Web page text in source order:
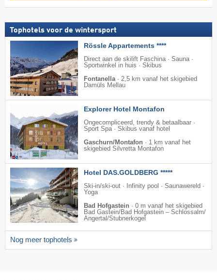
Tophotels voor de wintersport
Rössle Appartements ****
Direct aan de skilift Faschina · Sauna ·
Sportwinkel in huis · Skibus
Fontanella · 2,5 km vanaf het skigebied
Damüls Mellau
Explorer Hotel Montafon
Ongecompliceerd, trendy & betaalbaar ·
Sport Spa · Skibus vanaf hotel
Gaschurn/Montafon · 1 km vanaf het
skigebied Silvretta Montafon
Hotel DAS.GOLDBERG *****
Ski-in/ski-out · Infinity pool · Saunawereld ·
Yoga
Bad Hofgastein · 0 m vanaf het skigebied
Bad Gastein/​Bad Hofgastein – Schlossalm/​
Angertal/​Stubnerkogel
Nog meer tophotels